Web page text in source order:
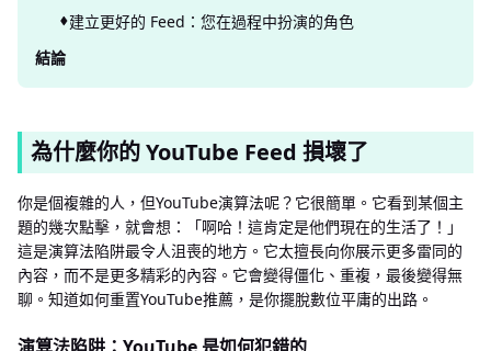
建立更好的 Feed：您在過程中扮演的角色
結論
為什麼你的 YouTube Feed 損壞了
你是個複雜的人，但YouTube演算法呢？它很簡單。它看到某個主
題的幾次點擊，就會想：「啊哈！這肯定是他們現在的生活了！」
這是演算法陷阱最令人沮喪的地方。它太擅長向你展示更多雷同的
內容，而不是更多精彩的內容。它會變得僵化、重複，最後變得無
聊。知道如何重置YouTube推薦，是你擺脫數位平庸的出路。